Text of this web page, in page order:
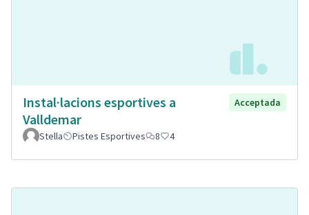
Instal·lacions esportives a
Valldemar
Acceptada
Stella Pistes Esportives 8 4